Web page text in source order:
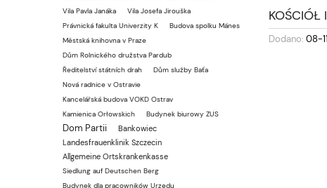
Vila Pavla Janáka
Vila Josefa Jirouška
Právnická fakulta Univerzity K
Budova spolku Mánes
Městská knihovna v Praze
Dům Rolnického družstva Pardub
Ředitelství státních drah
Dům služby Baťa
Nová radnice v Ostravie
Kancelářská budova VOKD Ostrav
Kamienica Orłowskich
Budynek biurowy ZUS
Dom Partii
Bankowiec
Landesfrauenklinik Szczecin
Allgemeine Ortskrankenkasse
Siedlung auf Deutschen Berg
Budynek dla pracowników Urzędu
KOŚCIÓŁ
Dodano: 08-